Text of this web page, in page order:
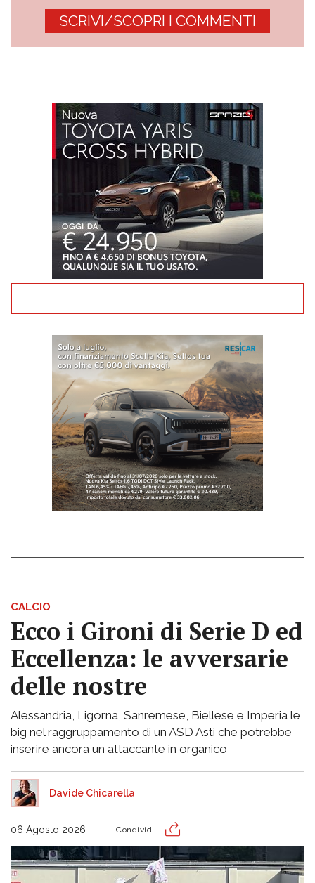
SCRIVI/SCOPRI I COMMENTI
CALCIO
Ecco i Gironi di Serie D ed
Eccellenza: le avversarie
delle nostre
Alessandria, Ligorna, Sanremese, Biellese e Imperia le
big nel raggruppamento di un ASD Asti che potrebbe
inserire ancora un attaccante in organico
Davide Chicarella
06 Agosto 2026 Condividi